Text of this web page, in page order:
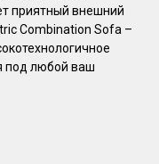
приятный внешний
Combination Sofa –
под любой ваш